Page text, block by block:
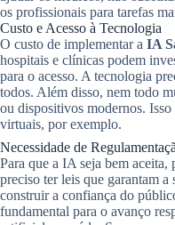
os profissionais para tarefas
Custo e Acesso à Tecnologia
O custo de implementar a IA
hospitais e clínicas podem
para o acesso. A tecnologia
todos. Além disso, nem todo
ou dispositivos modernos.
virtuais, por exemplo.
Necessidade de
Para que a IA seja bem aceita,
preciso ter leis que garantam a
construir a confiança do
fundamental para o avanço